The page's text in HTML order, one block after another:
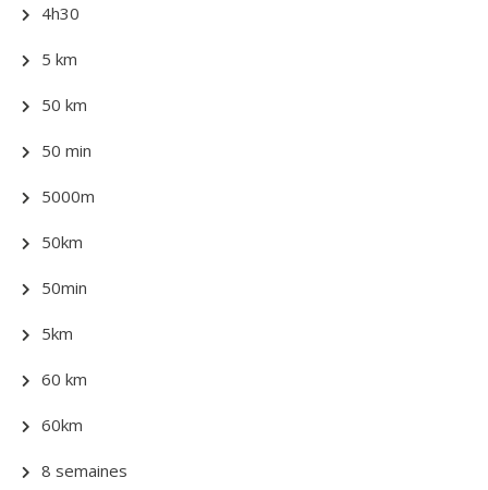
4h30
5 km
50 km
50 min
5000m
50km
50min
5km
60 km
60km
8 semaines